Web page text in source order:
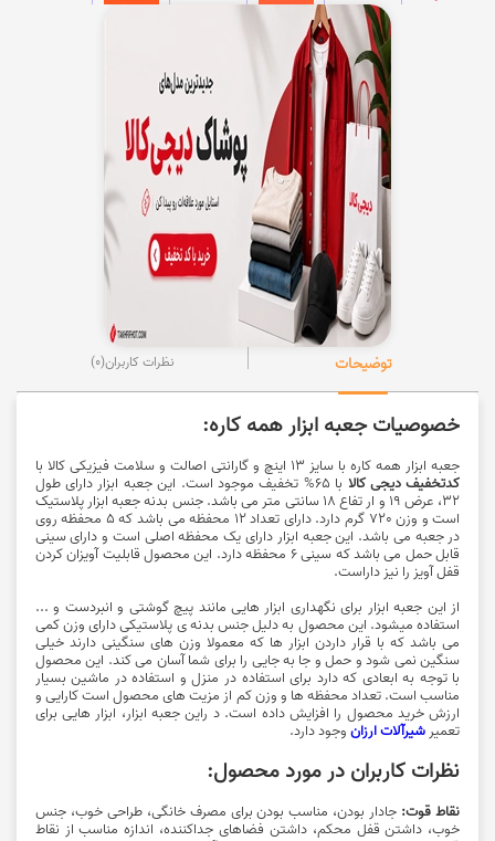
توضیحات نظرات کاربران(0)
خصوصیات جعبه ابزار همه کاره:
جعبه ابزار همه کاره با سایز 13 اینچ و گارانتی اصالت و سلامت فیزیکی کالا با
کدتخفیف دیجی کالا
با 65% تخفیف موجود است. این جعبه ابزار دارای طول
32، عرض 19 و ار تفاع 18 سانتی متر می باشد. جنس بدنه جعبه ابزار پلاستیک
است و وزن 720 گرم دارد. دارای تعداد 12 محفظه می باشد که 5 محفظه روی
در جعبه می باشد. این جعبه ابزار دارای یک محفظه اصلی است و دارای سینی
قابل حمل می باشد که سینی 6 محفظه دارد. این محصول قابلیت آویزان کردن
قفل آویز را نیز داراست.
از این جعبه ابزار برای نگهداری ابزار هایی مانند پیچ گوشتی و انبردست و ...
استفاده میشود. این محصول به دلیل جنس بدنه ی پلاستیکی دارای وزن کمی
می باشد که با قرار داردن ابزار ها که معمولا وزن های سنگینی دارند خیلی
سنگین نمی شود و حمل و جا به جایی را برای شما آسان می کند. این محصول
با توجه به ابعادی که دارد برای استفاده در منزل و استفاده در ماشین بسیار
مناسب است. تعداد محفظه ها و وزن کم از مزیت های محصول است کارایی و
ارزش خرید محصول را افزایش داده است. د راین جعبه ابزار، ابزار هایی برای
تعمیر شیرآلات ارزانوجود دارد.
نظرات کاربران در مورد محصول:
نقاط قوت: جادار بودن، مناسب بودن برای مصرف خانگی، طراحی خوب، جنس
خوب، داشتن قفل محکم، داشتن فضاهای جداکننده، اندازه مناسب از نقاط